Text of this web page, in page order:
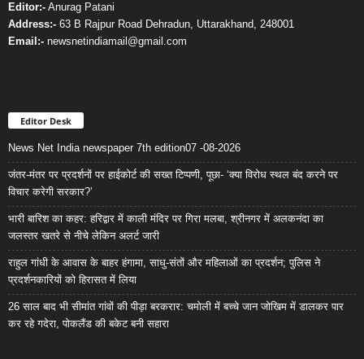
Editor:- Anurag Patani
Address:- 63 B Rajpur Road Dehradun, Uttarakhand, 248001
Email:- newsnetindiamail@gmail.com
Editor Desk
News Net India newspaper 7th edition07 -08-2026
जंतर-मंतर पर प्रदर्शनों पर हाईकोर्ट की सख्त टिप्पणी, पूछा- ‘क्या विरोध स्थल बंद करने पर
विचार करेगी सरकार?’
भारी बारिश का कहर: हरिद्वार में काली मंदिर पर गिरा मलबा, श्रीनगर में अलकनंदा का
जलस्तर खतरे से नीचे लेकिन अलर्ट जारी
राहुल गांधी के आवास के बाहर हंगामा, साधु-संतों और महिलाओं का प्रदर्शन; पुलिस ने
प्रदर्शनकारियों को हिरासत में लिया
26 साल बाद भी सीमांत गांवों की पीड़ा बरकरार: चमोली में बच्चे जान जोखिम में डालकर पार
कर रहे गदेरा, पोकलैंड की बकेट बनी सहारा